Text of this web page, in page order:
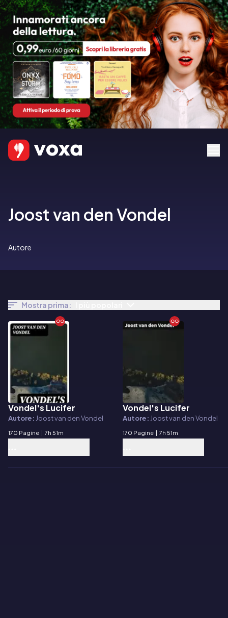
Joost van den Vondel
Autore
Mostra prima:
E-book
Vondel's Lucifer
Autore: Joost van den Vondel
170 Pagine | 7h 51m
E-book
Vondel's Lucifer
Autore: Joost van den Vondel
170 Pagine | 7h 51m